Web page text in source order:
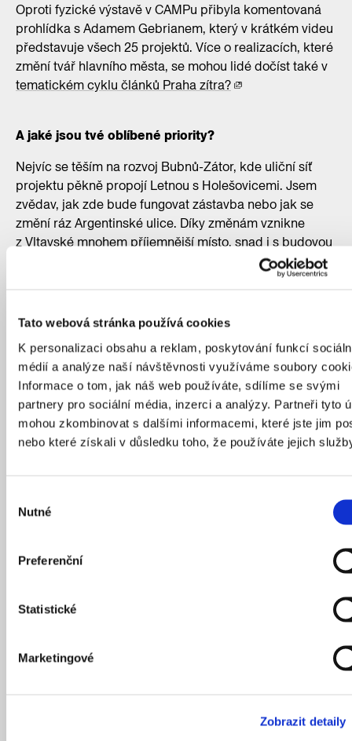
Tato webová stránka používá cookies
K personalizaci obsahu a reklam, poskytování funkcí
médií a analýze naší návštěvnosti využíváme soubory
Informace o tom, jak náš web používáte, sdílíme se svými
partnery pro sociální média, inzerci a analýzy. Partneři tyto
mohou zkombinovat s dalšími informacemi, které jste jim
nebo které získali v důsledku toho, že používáte jejich
souhlasu
Nutné
Preferenční
Statistické
Marketingové
Zobrazit detaily
Oproti fyzické výstavě v CAMPu přibyla komentovaná
prohlídka s Adamem Gebrianem, který v krátkém videu
představuje všech 25 projektů. Více o realizacích, které
změní tvář hlavního města, se mohou lidé dočíst také v
tematickém cyklu článků Praha zítra?
A jaké jsou tvé oblíbené priority?
Nejvíc se těším na rozvoj Bubnů-Zátor, kde uliční síť
projektu pěkně propojí Letnou s Holešovicemi. Jsem
zvědav, jak zde bude fungovat zástavba nebo jak se
změní ráz Argentinské ulice. Díky změnám vznikne
z Vltavské mnohem příjemnější místo, snad i s budovou
nové filharmonie. Pak mě na výstavě zaujaly projekty
zaměřené na obnovu tržnic, jak Holešovické, tak
si, že každý z 25 projektů přináší celému městu
bude opravdu pro všechny, zda nedojde ke stavbě
pouze luxusních bytů a je také otázka, jak bude
výstavba reagovat na otázky klimatických změn.
Vojta vystudoval architekturu v Liberci, ale už během
studia zjistil, že netouží stát se praktikujícím
přednáškový cyklus